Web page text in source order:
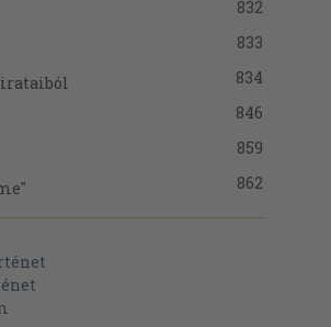
832
833
834
846
859
862
könyvtáros